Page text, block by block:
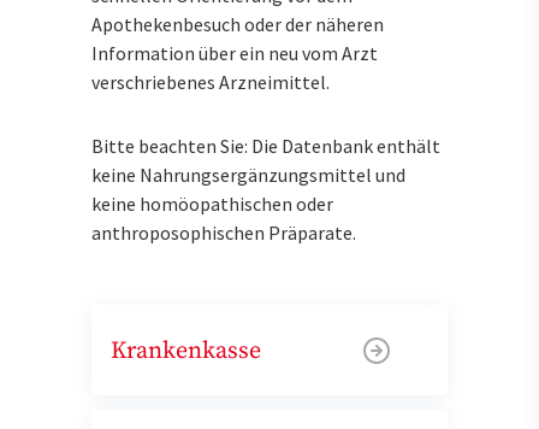
Apothekenbesuch oder der näheren
Information über ein neu vom Arzt
verschriebenes Arzneimittel.
Bitte beachten Sie: Die Datenbank enthält
keine Nahrungsergänzungsmittel und
keine homöopathischen oder
anthroposophischen Präparate.
Krankenkasse